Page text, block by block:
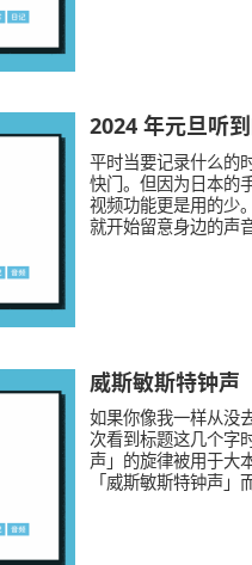
2024 年元旦听
平时当要记录什么的
快门。但因为日本的
视频功能更是用的少
就开始留意身边的声
威斯敏斯特钟声
如果你像我一样从没
次看到标题这几个字
声」的旋律被用于大
「威斯敏斯特钟声